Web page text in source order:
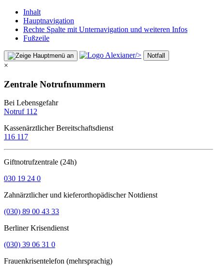
Inhalt
Hauptnavigation
Rechte Spalte mit Unternavigation und weiteren Infos
Fußzeile
/> Notfall
×
Zentrale Notrufnummern
Bei Lebensgefahr
Notruf 112
Kassenärztlicher Bereitschaftsdienst
116 117
Giftnotrufzentrale (24h)
030 19 24 0
Zahnärztlicher und kieferorthopädischer Notdienst
(030) 89 00 43 33
Berliner Krisendienst
(030) 39 06 31 0
Frauenkrisentelefon (mehrsprachig)